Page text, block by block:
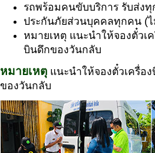
รถพร้อมคนขับบริการ รับส่ง
ประกันภัยส่วนบุคคลทุกคน (
หมายเหตุ แนะนำให้จองตั๋วเ
บินดึกของวันกลับ
หมายเหตุ แนะนำให้จองตั๋วเครื่อ
ของวันกลับ